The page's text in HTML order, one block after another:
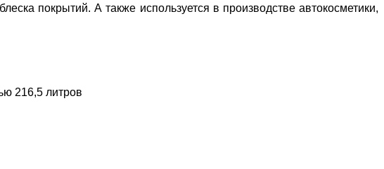
покрытий. А также используется в производстве автокосметики,
216,5 литров